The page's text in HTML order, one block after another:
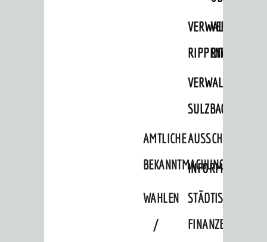
RIPPENWEIER
SULZBACH
AMTLICHE
BEKANNTMACHUNGEN
WAHLEN
/
STÄDTISCHE
FINANZEN